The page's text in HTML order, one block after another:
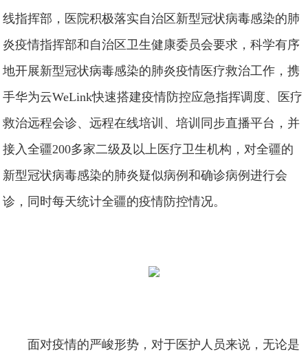
线指挥部，医院积极落实自治区新型冠状病毒感染的肺
炎疫情指挥部和自治区卫生健康委员会要求，科学有序
地开展新型冠状病毒感染的肺炎疫情医疗救治工作，携
手华为云WeLink快速搭建疫情防控应急指挥调度、医疗
救治远程会诊、远程在线培训、培训同步直播平台，并
接入全疆200多家二级及以上医疗卫生机构，对全疆的
新型冠状病毒感染的肺炎疑似病例和确诊病例进行会
诊，同时每天统计全疆的疫情防控情况。
面对疫情的严峻形势，对于医护人员来说，无论是